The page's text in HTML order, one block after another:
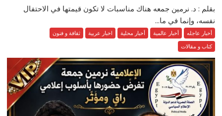
بقلم : د. نرمين جمعه هناك مناسبات لا تكون قيمتها في الاحتفال
نفسه، وإنما في ما...
أخبار عاجله أخبار عالمية أخبار محلية اخبار عربية
ثقافة و فنون
كتاب و مقالات